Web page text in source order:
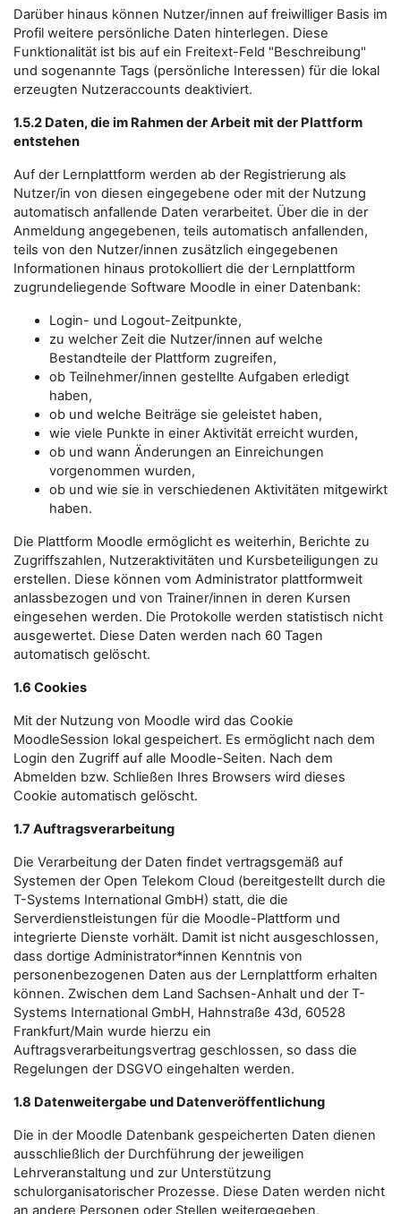
Darüber hinaus können Nutzer/innen auf freiwilliger Basis im
Profil weitere persönliche Daten hinterlegen. Diese
Funktionalität ist bis auf ein Freitext-Feld "Beschreibung"
und sogenannte Tags (persönliche Interessen) für die lokal
erzeugten Nutzeraccounts deaktiviert.
1.5.2 Daten, die im Rahmen der Arbeit mit der Plattform
entstehen
Auf der Lernplattform werden ab der Registrierung als
Nutzer/in von diesen eingegebene oder mit der Nutzung
automatisch anfallende Daten verarbeitet. Über die in der
Anmeldung angegebenen, teils automatisch anfallenden,
teils von den Nutzer/innen zusätzlich eingegebenen
Informationen hinaus protokolliert die der Lernplattform
zugrundeliegende Software Moodle in einer Datenbank:
Login- und Logout-Zeitpunkte,
zu welcher Zeit die Nutzer/innen auf welche
Bestandteile der Plattform zugreifen,
ob Teilnehmer/innen gestellte Aufgaben erledigt
haben,
ob und welche Beiträge sie geleistet haben,
wie viele Punkte in einer Aktivität erreicht wurden,
ob und wann Änderungen an Einreichungen
vorgenommen wurden,
ob und wie sie in verschiedenen Aktivitäten mitgewirkt
haben.
Die Plattform Moodle ermöglicht es weiterhin, Berichte zu
Zugriffszahlen, Nutzeraktivitäten und Kursbeteiligungen zu
erstellen. Diese können vom Administrator plattformweit
anlassbezogen und von Trainer/innen in deren Kursen
eingesehen werden. Die Protokolle werden statistisch nicht
ausgewertet. Diese Daten werden nach 60 Tagen
automatisch gelöscht.
1.6 Cookies
Mit der Nutzung von Moodle wird das Cookie
MoodleSession lokal gespeichert. Es ermöglicht nach dem
Login den Zugriff auf alle Moodle-Seiten. Nach dem
Abmelden bzw. Schließen Ihres Browsers wird dieses
Cookie automatisch gelöscht.
1.7 Auftragsverarbeitung
Die Verarbeitung der Daten findet vertragsgemäß auf
Systemen der Open Telekom Cloud (bereitgestellt durch die
T-Systems International GmbH) statt, die die
Serverdienstleistungen für die Moodle-Plattform und
integrierte Dienste vorhält. Damit ist nicht ausgeschlossen,
dass dortige Administrator*innen Kenntnis von
personenbezogenen Daten aus der Lernplattform erhalten
können. Zwischen dem Land Sachsen-Anhalt und der T-
Systems International GmbH, Hahnstraße 43d, 60528
Frankfurt/Main wurde hierzu ein
Auftragsverarbeitungsvertrag geschlossen, so dass die
Regelungen der DSGVO eingehalten werden.
1.8 Datenweitergabe und Datenveröffentlichung
Die in der Moodle Datenbank gespeicherten Daten dienen
ausschließlich der Durchführung der jeweiligen
Lehrveranstaltung und zur Unterstützung
schulorganisatorischer Prozesse. Diese Daten werden nicht
an andere Personen oder Stellen weitergegeben,